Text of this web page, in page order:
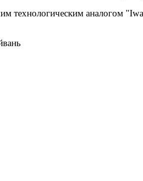
технологическим аналогом